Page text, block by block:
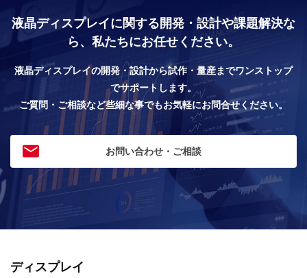
液晶ディスプレイに関する開発・設計や課題解決な
ら、私たちにお任せください。
液晶ディスプレイの開発・設計から試作・量産までワンストップ
でサポートします。
ご質問・ご相談など些細な事でもお気軽にお問合せください。
お問い合わせ・ご相談
ディスプレイ